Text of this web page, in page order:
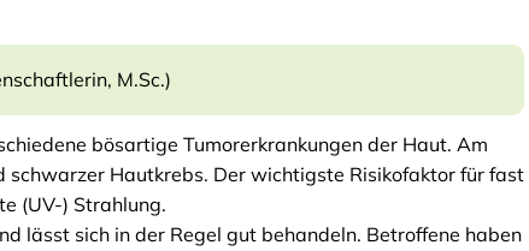
M.Sc.)
bösartige Tumorerkrankungen der Haut. Am
schwarzer Hautkrebs. Der wichtigste Risikofaktor für fast
(UV-) Strahlung.
lässt sich in der Regel gut behandeln. Betroffene haben